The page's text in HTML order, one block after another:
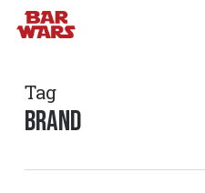
Skip
content
Tag
brand